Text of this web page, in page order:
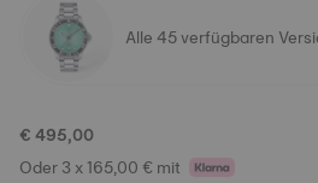
Alle 45 verfügbaren
€ 495,00
Oder 3 x 165,00 € mit